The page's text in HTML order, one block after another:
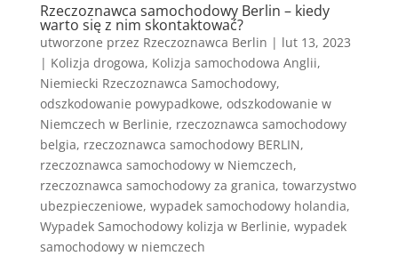
Rzeczoznawca samochodowy Berlin – kiedy
warto się z nim skontaktować?
utworzone przez Rzeczoznawca Berlin | lut 13, 2023
| Kolizja drogowa, Kolizja samochodowa Anglii,
Niemiecki Rzeczoznawca Samochodowy,
odszkodowanie powypadkowe, odszkodowanie w
Niemczech w Berlinie, rzeczoznawca samochodowy
belgia, rzeczoznawca samochodowy BERLIN,
rzeczoznawca samochodowy w Niemczech,
rzeczoznawca samochodowy za granica, towarzystwo
ubezpieczeniowe, wypadek samochodowy holandia,
Wypadek Samochodowy kolizja w Berlinie, wypadek
samochodowy w niemczech